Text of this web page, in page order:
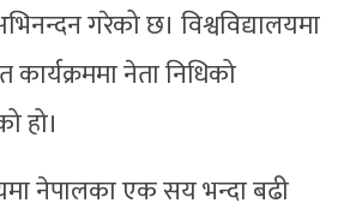
गरेको छ। विश्वविद्यालयमा
नेता निधिको
हो।
नेपालका एक सय भन्दा बढी